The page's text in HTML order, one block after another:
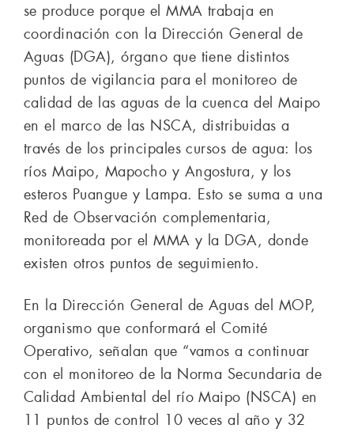
se produce porque el MMA trabaja en
coordinación con la Dirección General de
Aguas (DGA), órgano que tiene distintos
puntos de vigilancia para el monitoreo de
calidad de las aguas de la cuenca del Maipo
en el marco de las NSCA, distribuidas a
través de los principales cursos de agua: los
ríos Maipo, Mapocho y Angostura, y los
esteros Puangue y Lampa. Esto se suma a una
Red de Observación complementaria,
monitoreada por el MMA y la DGA, donde
existen otros puntos de seguimiento.
En la Dirección General de Aguas del MOP,
organismo que conformará el Comité
Operativo, señalan que “vamos a continuar
con el monitoreo de la Norma Secundaria de
Calidad Ambiental del río Maipo (NSCA) en
11 puntos de control 10 veces al año y 32